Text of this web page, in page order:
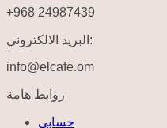
+968 24987439
البريد الالكتروني:
info@elcafe.om
روابط هامة
حسابي